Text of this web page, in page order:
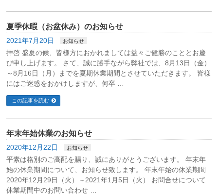
夏季休暇（お盆休み）のお知らせ
2021年7月20日 お知らせ
拝啓 盛夏の候、皆様方におかれましては益々ご健勝のこととお慶
び申し上げます。 さて、誠に勝手ながら弊社では、8月13日（金）
～8月16日（月）までを夏期休業期間とさせていただきます。 皆様
にはご迷惑をおかけしますが、何卒 …
この記事を読む
年末年始休業のお知らせ
2020年12月22日 お知らせ
平素は格別のご高配を賜り、誠にありがとうございます。 年末年
始の休業期間について、お知らせ致します。 年末年始の休業期間
2020年12月29日（火）～2021年1月5日（火） お問合せについて
休業期間中のお問い合わせ …